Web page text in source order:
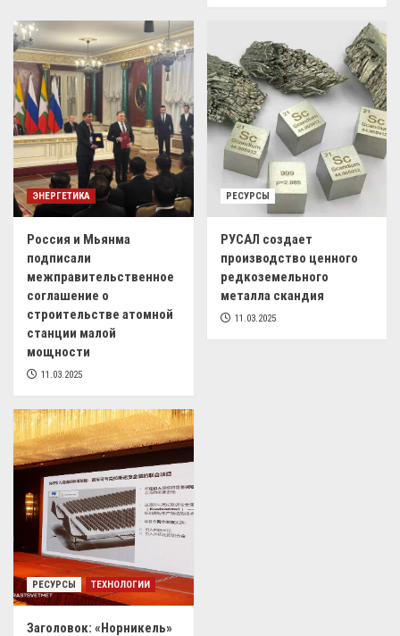
ЭНЕРГЕТИКА
Россия и Мьянма
подписали
межправительственное
соглашение о
строительстве атомной
станции малой
мощности
11.03.2025
РЕСУРСЫ
РУСАЛ создает
производство ценного
редкоземельного
металла скандия
11.03.2025
РЕСУРСЫ ТЕХНОЛОГИИ
Заголовок: «Норникель»